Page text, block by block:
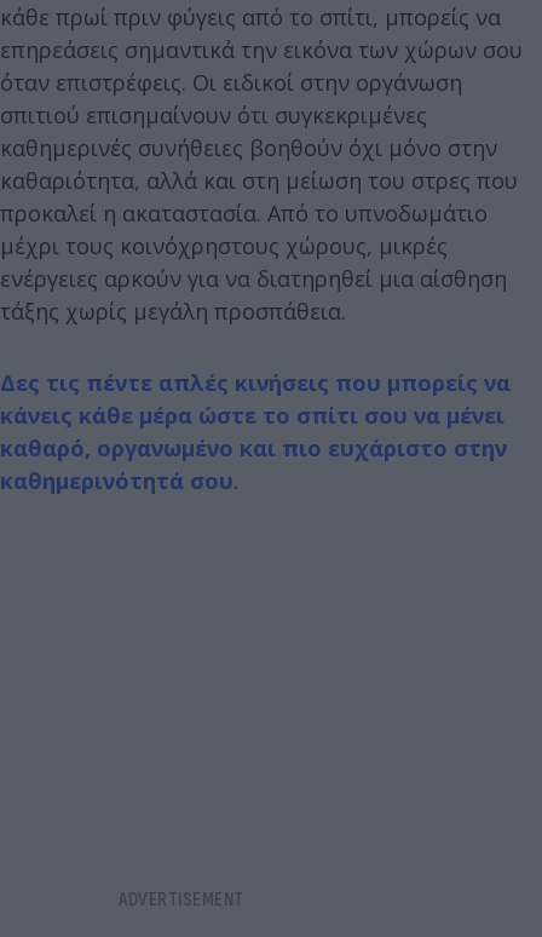
κάθε πρωί πριν φύγεις από το σπίτι, μπορείς να
επηρεάσεις σημαντικά την εικόνα των χώρων σου
όταν επιστρέφεις. Οι ειδικοί στην οργάνωση
σπιτιού επισημαίνουν ότι συγκεκριμένες
καθημερινές συνήθειες βοηθούν όχι μόνο στην
καθαριότητα, αλλά και στη μείωση του στρες που
προκαλεί η ακαταστασία. Από το υπνοδωμάτιο
μέχρι τους κοινόχρηστους χώρους, μικρές
ενέργειες αρκούν για να διατηρηθεί μια αίσθηση
τάξης χωρίς μεγάλη προσπάθεια.
Δες τις πέντε απλές κινήσεις που μπορείς να
κάνεις κάθε μέρα ώστε το σπίτι σου να μένει
καθαρό, οργανωμένο και πιο ευχάριστο στην
καθημερινότητά σου.